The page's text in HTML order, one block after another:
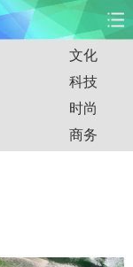
财经
教育
法治
文化
科技
时尚
商务